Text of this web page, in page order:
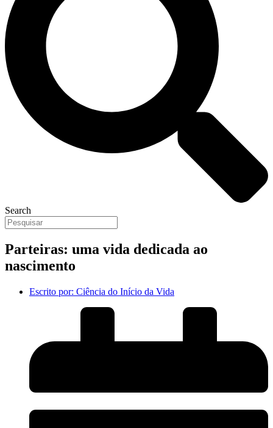
Search
Parteiras: uma vida dedicada ao
nascimento
Escrito por: Ciência do Início da Vida